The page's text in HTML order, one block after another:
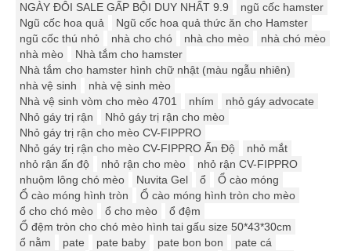
NGÀY ĐÔI SALE GẤP BỘI DUY NHẤT 9.9
ngũ cốc hamster
Ngũ cốc hoa quả
Ngũ cốc hoa quả thức ăn cho Hamster
ngũ cốc thú nhỏ
nhà cho chó nhà cho mèo
nhà chó mèo
nhà mèo
Nhà tắm cho hamster
Nhà tắm cho hamster hình chữ nhật (màu ngẫu nhiên)
nhà vệ sinh
nhà vệ sinh mèo
Nhà vệ sinh vòm cho mèo 4701
nhím
nhỏ gáy advocate
Nhỏ gáy trị rận
Nhỏ gáy trị rận cho mèo
Nhỏ gáy trị rận cho mèo CV-FIPPRO
Nhỏ gáy trị rận cho mèo CV-FIPPRO Ấn Độ
nhỏ mắt
nhỏ rận ấn độ
nhỏ rận cho mèo
nhỏ rận CV-FIPPRO
nhuộm lông chó mèo
Nuvita Gel ổ
Ổ cào móng
Ổ cào móng hình tròn
Ổ cào móng hình tròn cho mèo
ổ cho chó mèo
ổ cho mèo
ổ đệm
Ổ đệm tròn cho chó mèo hình tai gấu size 50*43*30cm
ổ nằm
pate pate baby pate bon bon
pate cá